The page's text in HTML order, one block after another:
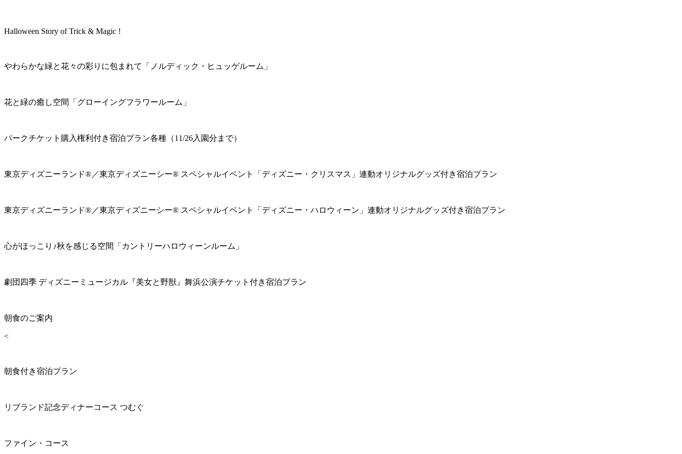
Halloween Story of Trick & Magic !
やわらかな緑と花々の彩りに包まれて「ノルディック・ヒュッゲルーム」
花と緑の癒し空間「グローイングフラワールーム」
パークチケット購入権利付き宿泊プラン各種（11/26入園分まで）
東京ディズニーランド®／東京ディズニーシー® スペシャルイベント「ディズニー・クリスマス」連動オリジナルグッズ付き宿泊プラン
東京ディズニーランド®／東京ディズニーシー® スペシャルイベント「ディズニー・ハロウィーン」連動オリジナルグッズ付き宿泊プラン
心がほっこり♪秋を感じる空間「カントリーハロウィーンルーム」
劇団四季 ディズニーミュージカル『美女と野獣』舞浜公演チケット付き宿泊プラン
朝食のご案内
<
朝食付き宿泊プラン
リブランド記念ディナーコース つむぐ
ファイン・コース